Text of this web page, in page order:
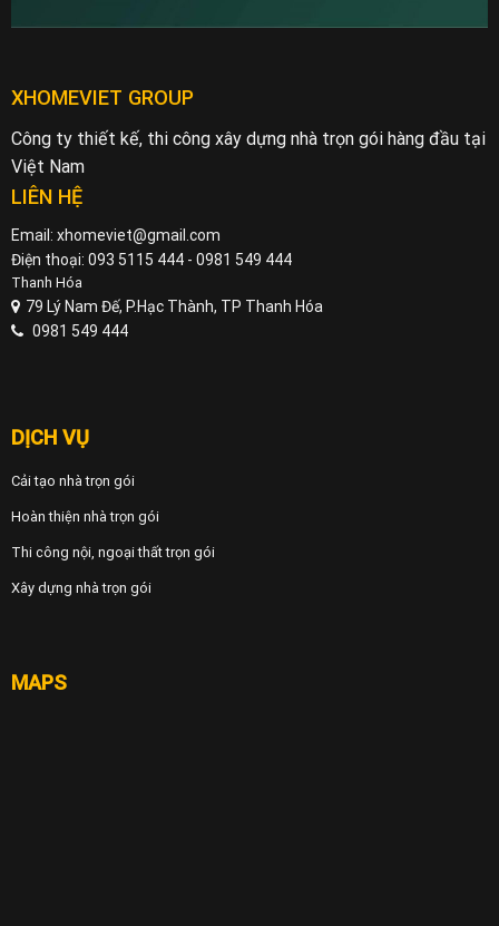
XHOMEVIET GROUP
Công ty thiết kế, thi công xây dựng nhà trọn gói hàng đầu tại
Việt Nam
LIÊN HỆ
Email: xhomeviet@gmail.com
Điện thoại: 093 5115 444 - 0981 549 444
Thanh Hóa
79 Lý Nam Đế, P.Hạc Thành, TP Thanh Hóa
0981 549 444
DỊCH VỤ
Cải tạo nhà trọn gói
Hoàn thiện nhà trọn gói
Thi công nội, ngoại thất trọn gói
Xây dựng nhà trọn gói
MAPS